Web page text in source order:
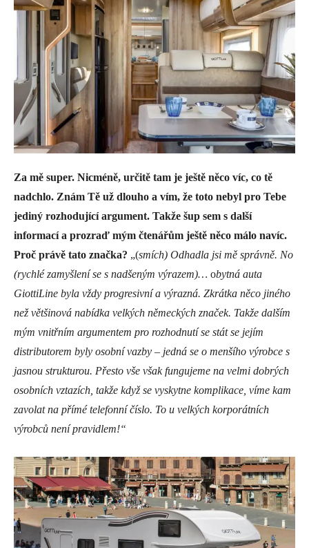
Za mě super. Nicméně, určitě tam je ještě něco víc, co tě
nadchlo. Znám Tě už dlouho a vím, že toto nebyl pro Tebe
jediný rozhodující argument. Takže šup sem s další
informací a prozraď mým čtenářům ještě něco málo navíc.
Proč právě tato značka? „(smích) Odhadla jsi mě správně. No
(rychlé zamyšlení se s nadšeným výrazem)… obytná auta
GiottiLine byla vždy progresivní a výrazná. Zkrátka něco jiného
než většinová nabídka velkých německých značek. Takže dalším
mým vnitřním argumentem pro rozhodnutí se stát se jejím
distributorem byly osobní vazby – jedná se o menšího výrobce s
jasnou strukturou. Přesto vše však fungujeme na velmi dobrých
osobních vztazích, takže když se vyskytne komplikace, víme kam
zavolat na přímé telefonní číslo. To u velkých korporátních
výrobců není pravidlem!“